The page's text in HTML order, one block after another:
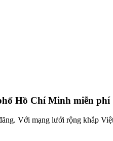
Hồ Chí Minh miễn phí
Với mạng lưới rộng khắp